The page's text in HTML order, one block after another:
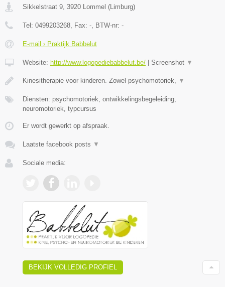
Sikkelstraat 9 3920 Lommel ( Limburg)
Tel: 0499203268 , Fax: - , BTW-nr: -
E-mail › Praktijk Babbelut
Website: http://www.logopediebabbelut.be/ Screenshot ▼
Kinesitherapie voor kinderen. Zowel psychomotoriek, ▼
Diensten: psychomotoriek, ontwikkelingsbegeleiding,
neuromotoriek, typcursus
Er wordt gewerkt op afspraak.
Laatste facebook posts ▼
Sociale media:
BEKIJK VOLLEDIG PROFIEL